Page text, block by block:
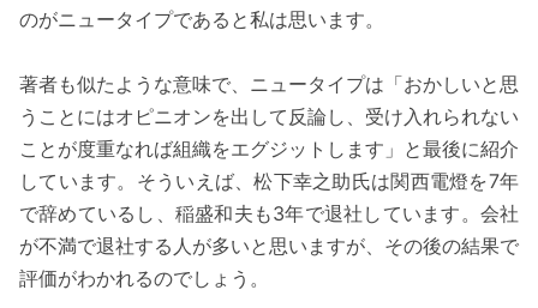
のがニュータイプであると私は思います。
著者も似たような意味で、ニュータイプは「おかしいと思
うことにはオピニオンを出して反論し、受け入れられない
ことが度重なれば組織をエグジットします」と最後に紹介
しています。そういえば、松下幸之助氏は関西電燈を7年
で辞めているし、稲盛和夫も3年で退社しています。会社
が不満で退社する人が多いと思いますが、その後の結果で
評価がわかれるのでしょう。